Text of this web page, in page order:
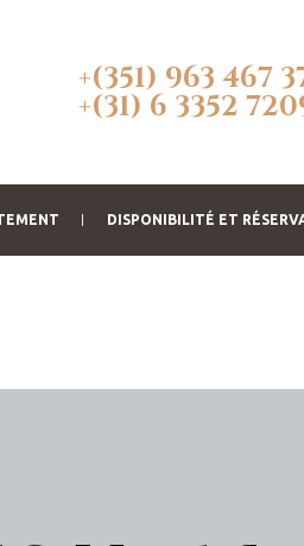
+(351) 963 467
+(31) 6 3352
DISPONIBILITÉ ET